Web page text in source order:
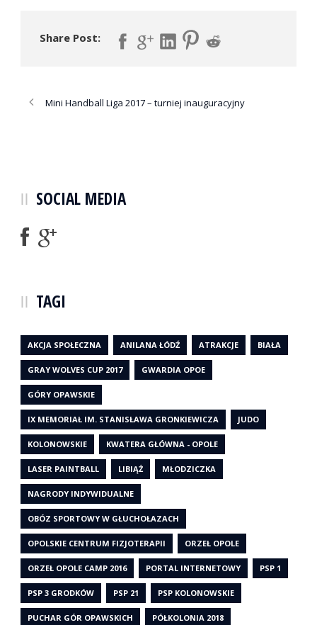
Share Post:
Mini Handball Liga 2017 – turniej inauguracyjny
SOCIAL MEDIA
TAGI
AKCJA SPOŁECZNA ANILANA ŁÓDŹ ATRAKCJE BIAŁA
GRAY WOLVES CUP 2017 GWARDIA OPOE
GÓRY OPAWSKIE
IX MEMORIAŁ IM. STANISŁAWA GRONKIEWICZA JUDO
KOLONOWSKIE KWATERA GŁÓWNA - OPOLE
LASER PAINTBALL LIBIĄŻ MŁODZICZKA
NAGRODY INDYWIDUALNE
OBÓZ SPORTOWY W GŁUCHOŁAZACH
OPOLSKIE CENTRUM FIZJOTERAPII ORZEŁ OPOLE
ORZEŁ OPOLE CAMP 2016 PORTAL INTERNETOWY PSP 1
PSP 3 GRODKÓW PSP 21 PSP KOLONOWSKIE
PUCHAR GÓR OPAWSKICH PÓŁKOLONIA 2018